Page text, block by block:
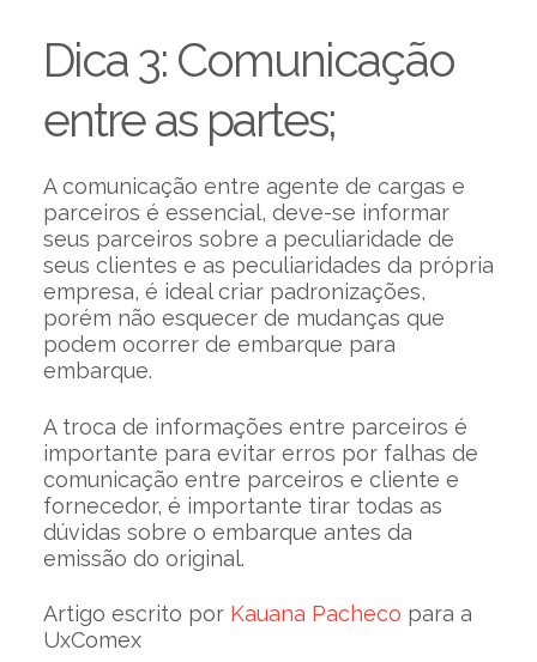
Dica 3: Comunicação
entre as partes;
A comunicação entre agente de cargas e
parceiros é essencial, deve-se informar
seus parceiros sobre a peculiaridade de
seus clientes e as peculiaridades da própria
empresa, é ideal criar padronizações,
porém não esquecer de mudanças que
podem ocorrer de embarque para
embarque.
A troca de informações entre parceiros é
importante para evitar erros por falhas de
comunicação entre parceiros e cliente e
fornecedor, é importante tirar todas as
dúvidas sobre o embarque antes da
emissão do original.
Artigo escrito por Kauana Pacheco para a
UxComex